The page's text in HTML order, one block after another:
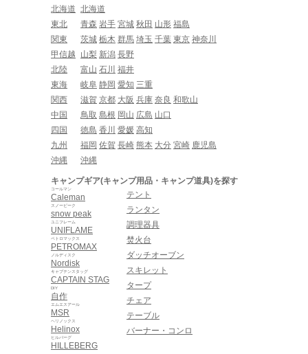
北海道 北海道
東北
青森 岩手 宮城 秋田 山形 福島
関東
茨城 栃木 群馬 埼玉 千葉 東京 神奈川
甲信越
山梨 新潟 長野
北陸
富山 石川 福井
東海
岐阜 静岡 愛知 三重
関西
滋賀 京都 大阪 兵庫 奈良 和歌山
中国
鳥取 島根 岡山 広島 山口
四国
徳島 香川 愛媛 高知
九州
福岡 佐賀 長崎 熊本 大分 宮崎 鹿児島
沖縄
沖縄
キャンプギア(キャンプ用品・キャンプ道具)を探す
Caleman
コールマン
snow peak
スノーピーク
UNIFLAME
ユニフレーム
PETROMAX
ペトロマックス
Nordisk
ノルディスク
CAPTAIN STAG
キャプテンスタッグ
自作
DIY
MSR
エムエスアール
Helinox
ヘリノックス
HILLEBERG
ヒルバーグ
テント
ランタン
調理器具
焚火台
ダッチオーブン
スキレット
タープ
チェア
テーブル
バーナー・コンロ